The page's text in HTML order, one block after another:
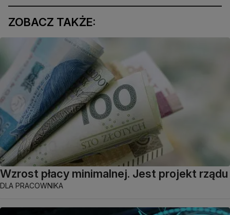
ZOBACZ TAKŻE:
Wzrost płacy minimalnej. Jest projekt rządu
DLA PRACOWNIKA